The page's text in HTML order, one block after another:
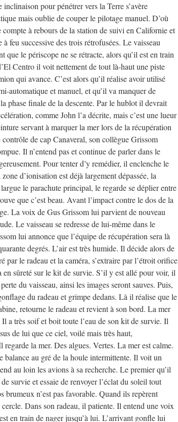
inclinaison pour pénétrer vers la Terre s’avère
mais oublie de couper le pilotage manuel. D’où
à rebours de la station de suivi en Californie et
feu successive des trois rétrofusées. Le vaisseau
que le périscope ne se rétracte, alors qu’il est en train
Centro il voit nettement de tout là-haut une piste
qui avance. C’est alors qu’il réalise avoir utilisé
automatique et manuel, et qu’il va manquer de
phase finale de la descente. Par le hublot il devrait
comme John l’a décrite, mais c’est une lueur
servant à marquer la mer lors de la récupération
de cap Canaveral, son collègue Grissom
Il n’entend pas et continue de parler dans le
Pour tenter d’y remédier, il enclenche le
d’ionisation est déjà largement dépassée, la
le parachute principal, le regarde se déplier entre
que c’est beau. Avant l’impact contre le dos de la
La voix de Gus Grissom lui parvient de nouveau
Le vaisseau se redresse de lui-même dans le
lui annonce que l’équipe de récupération sera là
degrés. L’air est très humide. Il décide alors de
par le radeau et la caméra, s’extraire par l’étroit orifice
sûreté sur le kit de survie. S’il y est allé pour voir, il
du vaisseau, ainsi les images seront sauves. Puis,
du radeau et grimpe dedans. Là il réalise que le
retourne le radeau et revient à son bord. La mer
a très soif et boit toute l’eau de son kit de survie. Il
de lui que ce ciel, voilé mais très haut,
la mer. Des algues. Vertes. La mer est calme.
balance au gré de la houle intermittente. Il voit un
au loin les avions à sa recherche. Le premier qu’il
survie et essaie de renvoyer l’éclat du soleil tout
brumeux n’est pas favorable. Quand ils repèrent
Dans son radeau, il patiente. Il entend une voix
en train de nager jusqu’à lui. L’arrivant gonfle lui